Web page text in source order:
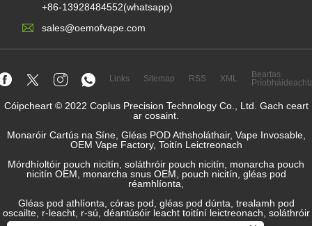
+86-13928484552(whatsapp)
sales@oemofvape.com
Links Sitemap RSS XML
Beartas
Cóipcheart © 2022 Coplus Precision Technology Co., Ltd. Gach ceart
ar cosaint.
Monaróir Cartús na Síne, Gléas POD Athsholáthair, Vape Invosable,
OEM Vape Factory, Toitín Leictreonach
Mórdhíoltóir pouch nicitín, soláthróir pouch nicitín, monarcha pouch
nicitín OEM, monarcha snus OEM, pouch nicitín, gléas pod
réamhlíonta,
Gléas pod athlíonta, córas pod, gléas pod dúnta, trealamh pod
oscailte, r-leacht, r-sú, déantúsóir leacht toitíní leictreonach, soláthróir
snus.